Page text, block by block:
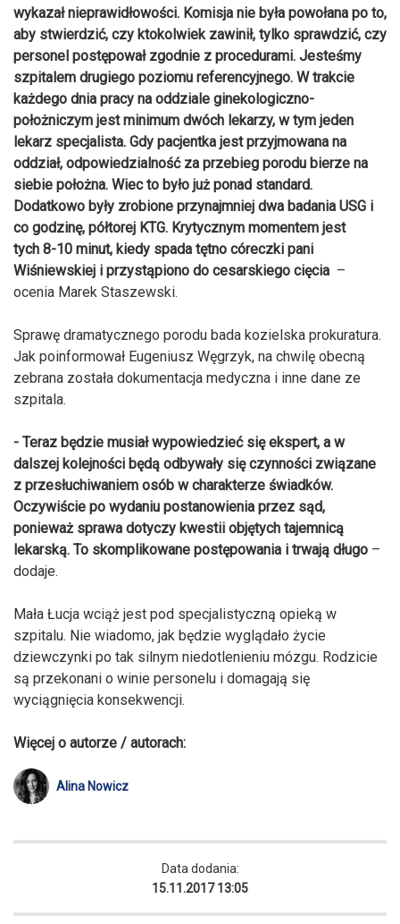
wykazał nieprawidłowości. Komisja nie była powołana po to,
aby stwierdzić, czy ktokolwiek zawinił, tylko sprawdzić, czy
personel postępował zgodnie z procedurami. Jesteśmy
szpitalem drugiego poziomu referencyjnego. W trakcie
każdego dnia pracy na oddziale ginekologiczno-
położniczym jest minimum dwóch lekarzy, w tym jeden
lekarz specjalista. Gdy pacjentka jest przyjmowana na
oddział, odpowiedzialność za przebieg porodu bierze na
siebie położna. Wiec to było już ponad standard.
Dodatkowo były zrobione przynajmniej dwa badania USG i
co godzinę, półtorej KTG. Krytycznym momentem jest
tych 8-10 minut, kiedy spada tętno córeczki pani
Wiśniewskiej i przystąpiono do cesarskiego cięcia –
ocenia Marek Staszewski.
Sprawę dramatycznego porodu bada kozielska prokuratura.
Jak poinformował Eugeniusz Węgrzyk, na chwilę obecną
zebrana została dokumentacja medyczna i inne dane ze
szpitala.
- Teraz będzie musiał wypowiedzieć się ekspert, a w
dalszej kolejności będą odbywały się czynności związane
z przesłuchiwaniem osób w charakterze świadków.
Oczywiście po wydaniu postanowienia przez sąd,
ponieważ sprawa dotyczy kwestii objętych tajemnicą
lekarską. To skomplikowane postępowania i trwają długo –
dodaje.
Mała Łucja wciąż jest pod specjalistyczną opieką w
szpitalu. Nie wiadomo, jak będzie wyglądało życie
dziewczynki po tak silnym niedotlenieniu mózgu. Rodzicie
są przekonani o winie personelu i domagają się
wyciągnięcia konsekwencji.
Więcej o autorze / autorach:
Alina Nowicz
Data dodania:
15.11.2017 13:05